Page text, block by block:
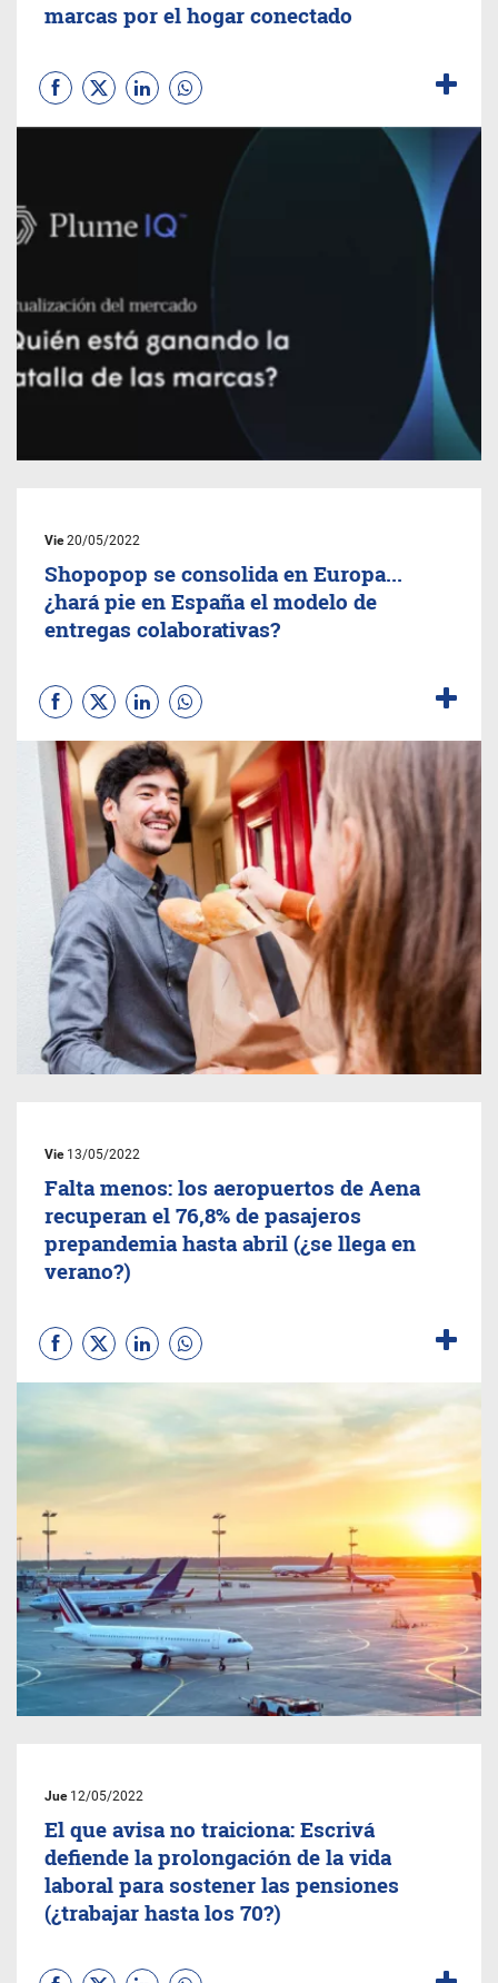
marcas por el hogar conectado
Vie20/05/2022
Shopopop se consolida en Europa...
¿hará pie en España el modelo de
entregas colaborativas?
Vie13/05/2022
Falta menos: los aeropuertos de Aena
recuperan el 76,8% de pasajeros
prepandemia hasta abril (¿se llega en
verano?)
Jue12/05/2022
El que avisa no traiciona: Escrivá
defiende la prolongación de la vida
laboral para sostener las pensiones
(¿trabajar hasta los 70?)